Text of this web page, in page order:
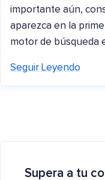
importante aún,
aparezca en la
motor de búsqueda
Seguir Leyendo
Supera a tu